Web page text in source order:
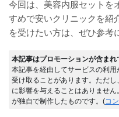
今回は、美容内服セットを
すめで安いクリニックを紹
を受けたい方は、ぜひ参考
本記事はプロモーションが含まれ
本記事を経由してサービスの利
受け取ることがあります。ただ
に影響を与えることはありませ
が独自で制作したものです。(コ